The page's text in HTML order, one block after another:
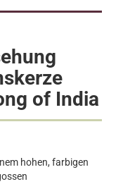
of India
hohen, farbigen